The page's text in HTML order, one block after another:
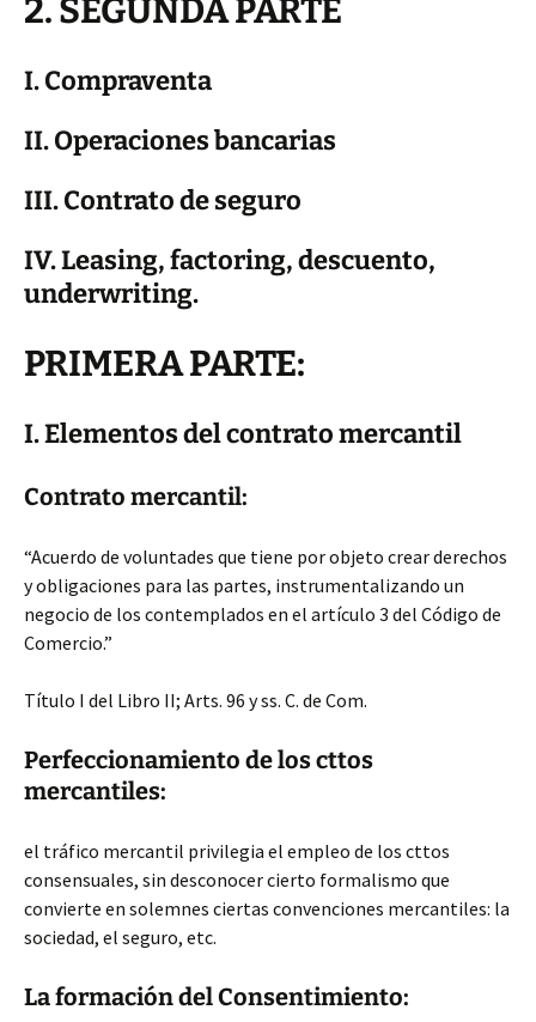
2. SEGUNDA PARTE
I. Compraventa
II. Operaciones bancarias
III. Contrato de seguro
IV. Leasing, factoring, descuento,
underwriting.
PRIMERA PARTE:
I. Elementos del contrato mercantil
Contrato mercantil:
“Acuerdo de voluntades que tiene por objeto crear derechos
y obligaciones para las partes, instrumentalizando un
negocio de los contemplados en el artículo 3 del Código de
Comercio.”
Título I del Libro II; Arts. 96 y ss. C. de Com.
Perfeccionamiento de los cttos
mercantiles:
el tráfico mercantil privilegia el empleo de los cttos
consensuales, sin desconocer cierto formalismo que
convierte en solemnes ciertas convenciones mercantiles: la
sociedad, el seguro, etc.
La formación del Consentimiento: